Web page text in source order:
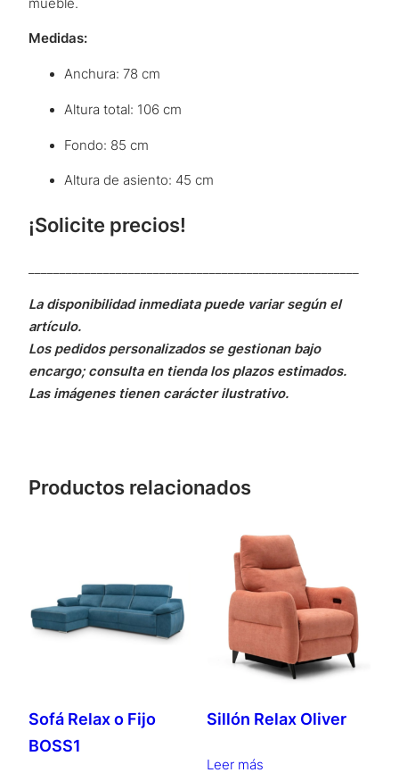
Medidas:
Anchura: 78 cm
Altura total: 106 cm
Fondo: 85 cm
Altura de asiento: 45 cm
¡Solicite precios!
La disponibilidad inmediata puede variar según el
artículo.
Los pedidos personalizados se gestionan bajo
encargo; consulta en tienda los plazos estimados.
Las imágenes tienen carácter ilustrativo.
Productos relacionados
Sofá Relax o Fijo
BOSS1
Sillón Relax Oliver
Leer más